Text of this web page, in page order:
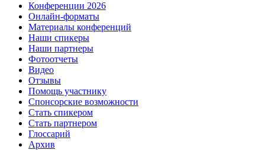
Конференции 2026
Онлайн-форматы
Материалы конференций
Наши спикеры
Наши партнеры
Фотоотчеты
Видео
Отзывы
Помощь участнику
Спонсорские возможности
Стать спикером
Стать партнером
Глоссарий
Архив